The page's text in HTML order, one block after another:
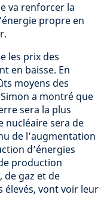
va renforcer la
propre en
les prix des
en baisse. En
moyens des
a montré que
sera la plus
nucléaire sera de
de l’augmentation
d’énergies
production
de gaz et de
élevés, vont voir leur